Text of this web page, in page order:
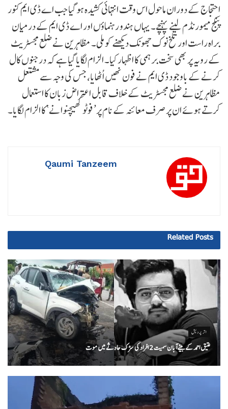
احتجاج کے دوران ماحول اس وقت انتہائی کشیدہ ہو گیا جب اے ڈی ایم کنور
پنکج میمورنڈم لینے پہنچے۔ یہاں ہندو رہنماؤں اور اے ڈی ایم کے درمیان
براہ راست اور تلخ نوک جھونک دیکھنے کو ملی۔ مظاہرین نے ضلع مجسٹریٹ
کے رویہ پر بھی سخت برہمی کا اظہار کیا۔ الزام لگایا گیا ہے کہ درجنوں کال
کرنے کے باوجود ڈی ایم نے فون نھیں اُٹھایا، جس کی وجہ سے مشتعل
مظاہرین نے ضلع مجسٹریٹ کے خلاف قابل اعتراض زبان کا استعمال
کرتے ہوئے ان پر صرف معائنہ کے نام پر’ فوٹو کھیچنوانے‘ کا الزام لگایا۔
Qaumi Tanzeem
Related Posts
اتر پردیش
عتیق احمد کے بیٹے آبان سمیت 2 افراد کی سڑک حادثے میں موت